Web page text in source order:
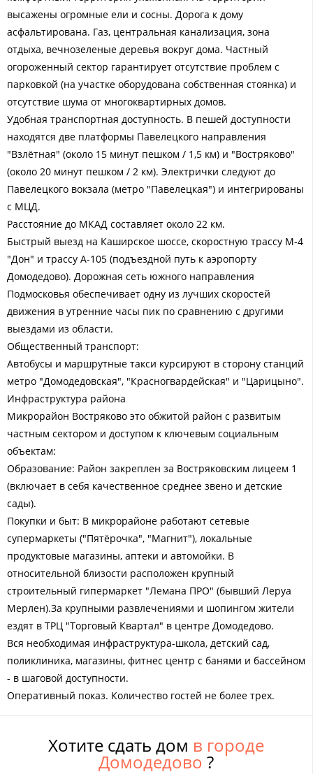
высажены огромные ели и сосны. Дорога к дому
асфальтирована. Газ, центральная канализация, зона
отдыха, вечнозеленые деревья вокруг дома. Частный
огороженный сектор гарантирует отсутствие проблем с
парковкой (на участке оборудована собственная стоянка) и
отсутствие шума от многоквартирных домов.
Удобная транспортная доступность. В пешей доступности
находятся две платформы Павелецкого направления
"Взлётная" (около 15 минут пешком / 1,5 км) и "Востряково"
(около 20 минут пешком / 2 км). Электрички следуют до
Павелецкого вокзала (метро "Павелецкая") и интегрированы
с МЦД.
Расстояние до МКАД составляет около 22 км.
Быстрый выезд на Каширское шоссе, скоростную трассу М-4
"Дон" и трассу А-105 (подъездной путь к аэропорту
Домодедово). Дорожная сеть южного направления
Подмосковья обеспечивает одну из лучших скоростей
движения в утренние часы пик по сравнению с другими
выездами из области.
Общественный транспорт:
Автобусы и маршрутные такси курсируют в сторону станций
метро "Домодедовская", "Красногвардейская" и "Царицыно".
Инфраструктура района
Микрорайон Востряково это обжитой район с развитым
частным сектором и доступом к ключевым социальным
объектам:
Образование: Район закреплен за Востряковским лицеем 1
(включает в себя качественное среднее звено и детские
сады).
Покупки и быт: В микрорайоне работают сетевые
супермаркеты ("Пятёрочка", "Магнит"), локальные
продуктовые магазины, аптеки и автомойки. В
относительной близости расположен крупный
строительный гипермаркет "Лемана ПРО" (бывший Леруа
Мерлен).За крупными развлечениями и шопингом жители
ездят в ТРЦ "Торговый Квартал" в центре Домодедово.
Вся необходимая инфраструктура-школа, детский сад,
поликлиника, магазины, фитнес центр с банями и бассейном
- в шаговой доступности.
Оперативный показ. Количество гостей не более трех.
Хотите сдать дом в городе
Домодедово ?